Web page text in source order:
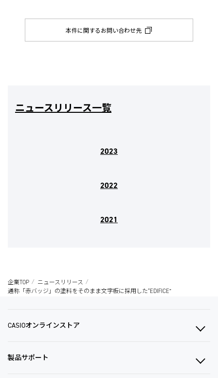
本件に関するお問い合わせ先
ニュースリリース一覧
2023
2022
2021
企業TOP
ニュースリリース
通称「赤バッジ」の塗料をそのまま文字板に採用した“EDIFICE”
CASIOオンラインストア
製品サポート